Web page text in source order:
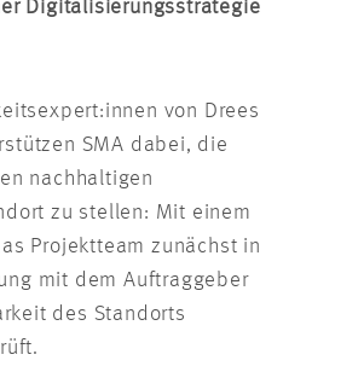
Digitalisierungsstrategie
von Drees
SMA dabei, die
nachhaltigen
zu stellen: Mit einem
Projektteam zunächst in
mit dem Auftraggeber
des Standorts